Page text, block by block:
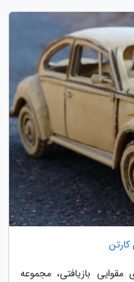
مقوایی بازیافتی، مجموعه